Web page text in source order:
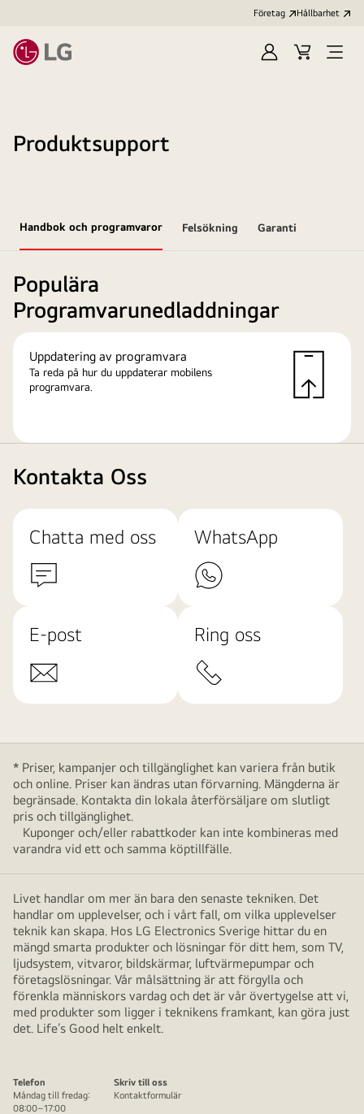
Företag Hållbarhet
LoggaKundvagn
Produktsupport
Handbok och programvaror Felsökning Garanti
Populära
Programvarunedladdningar
Uppdatering av programvara
Ta reda på hur du uppdaterar mobilens
programvara.
Kontakta Oss
Chatta med oss WhatsApp
E-post Ring oss
* Priser, kampanjer och tillgänglighet kan variera från butik
och online. Priser kan ändras utan förvarning. Mängderna är
begränsade. Kontakta din lokala återförsäljare om slutligt
pris och tillgänglighet.
Kuponger och/eller rabattkoder kan inte kombineras med
varandra vid ett och samma köptillfälle.
Livet handlar om mer än bara den senaste tekniken. Det
handlar om upplevelser, och i vårt fall, om vilka upplevelser
teknik kan skapa. Hos LG Electronics Sverige hittar du en
mängd smarta produkter och lösningar för ditt hem, som TV,
ljudsystem, vitvaror, bildskärmar, luftvärmepumpar och
företagslösningar. Vår målsättning är att förgylla och
förenkla människors vardag och det är vår övertygelse att vi,
med produkter som ligger i teknikens framkant, kan göra just
det. Life’s Good helt enkelt.
Telefon
Måndag till fredag:
08:00–17:00
Skriv till oss
Kontaktformulär